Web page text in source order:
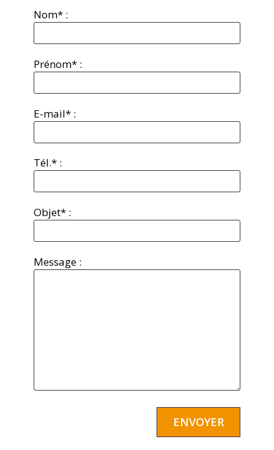
Nom* :
Prénom* :
E-mail* :
Tél.* :
Objet* :
Message :